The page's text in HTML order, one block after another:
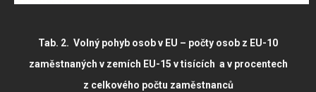
Tab. 2. Volný pohyb osob v EU – počty osob z EU-10
zaměstnaných v zemích EU-15 v tisících a v procentech
z celkového počtu zaměstnanců